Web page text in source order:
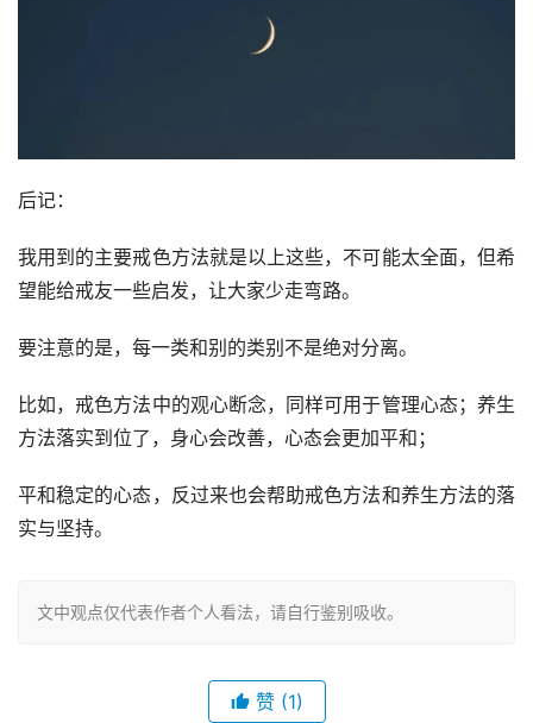
后记：
我用到的主要戒色方法就是以上这些，不可能太全面，但希
望能给戒友一些启发，让大家少走弯路。
要注意的是，每一类和别的类别不是绝对分离。
比如，戒色方法中的观心断念，同样可用于管理心态；养生
方法落实到位了，身心会改善，心态会更加平和；
平和稳定的心态，反过来也会帮助戒色方法和养生方法的落
实与坚持。
文中观点仅代表作者个人看法，请自行鉴别吸收。
赞 (1)